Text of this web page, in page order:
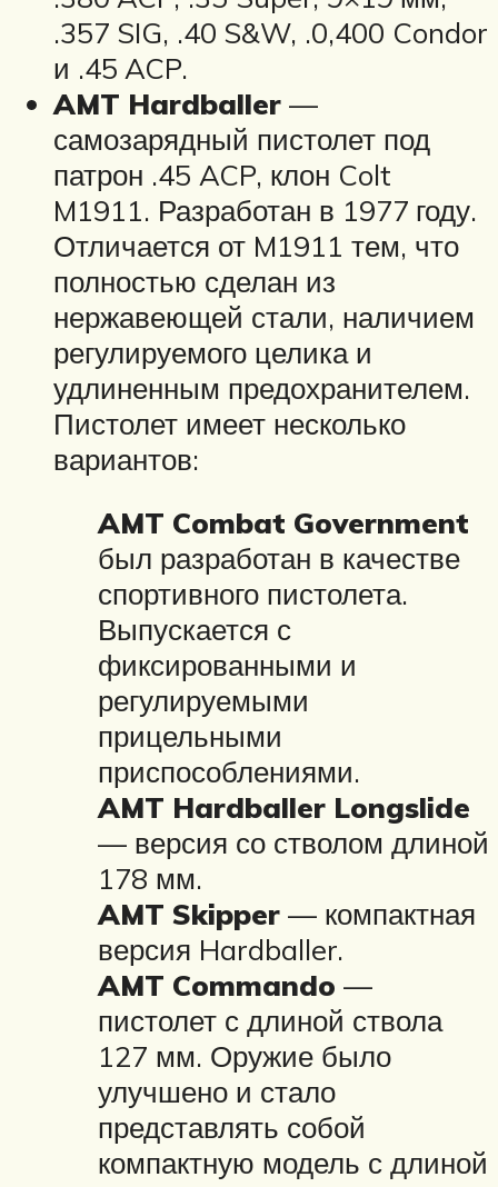
.357 SIG, .40 S&W, .0,400 Condor
и .45 ACP.
AMT Hardballer —
самозарядный пистолет под
патрон .45 ACP, клон Colt
M1911. Разработан в 1977 году.
Отличается от M1911 тем, что
полностью сделан из
нержавеющей стали, наличием
регулируемого целика и
удлиненным предохранителем.
Пистолет имеет несколько
вариантов:
AMT Combat Government
был разработан в качестве
спортивного пистолета.
Выпускается с
фиксированными и
регулируемыми
прицельными
приспособлениями.
AMT Hardballer Longslide
— версия со стволом длиной
178 мм.
AMT Skipper — компактная
версия Hardballer.
AMT Commando —
пистолет с длиной ствола
127 мм. Оружие было
улучшено и стало
представлять собой
компактную модель с длиной